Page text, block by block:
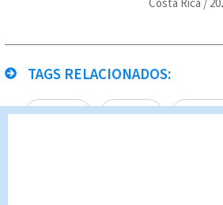
Costa Rica /
TAGS RELACIONADOS:
Deportes Fútbol Futbol
Queda prohibida la reproducción